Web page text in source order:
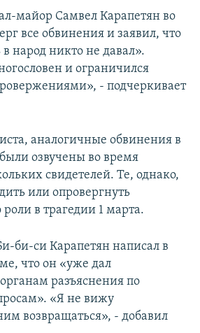
майор Самвел Карапетян во
все обвинения и заявил, что
в народ никто не давал».
и ограничился
- подчеркивает
аналогичные обвинения в
озвучены во время
свидетелей. Те, однако,
или опровергнуть
в трагедии 1 марта.
би-си Карапетян написал в
что он «уже дал
разъяснения по
«Я не вижу
возвращаться», - добавил